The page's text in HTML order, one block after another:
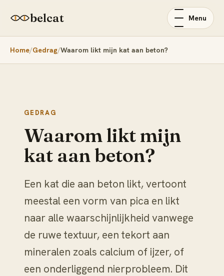
belcat Menu
Home Gedrag Waarom likt mijn kat aan beton?
GEDRAG
Waarom likt mijn
kat aan beton?
Een kat die aan beton likt, vertoont
meestal een vorm van pica en likt
naar alle waarschijnlijkheid vanwege
de ruwe textuur, een tekort aan
mineralen zoals calcium of ijzer, of
een onderliggend nierprobleem. Dit